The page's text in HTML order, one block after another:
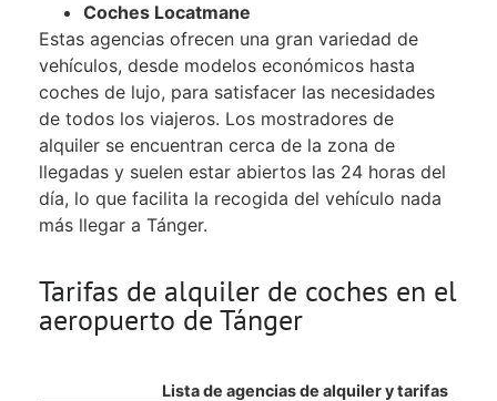
Coches Locatmane
Estas agencias ofrecen una gran variedad de
vehículos, desde modelos económicos hasta
coches de lujo, para satisfacer las necesidades
de todos los viajeros. Los mostradores de
alquiler se encuentran cerca de la zona de
llegadas y suelen estar abiertos las 24 horas del
día, lo que facilita la recogida del vehículo nada
más llegar a Tánger.
Tarifas de alquiler de coches en el
aeropuerto de Tánger
Lista de agencias de alquiler y tarifas